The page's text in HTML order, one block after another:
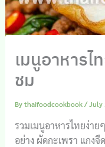
เมนูอาหาร
ชม
Bythaifoodcookbook/July
รวมเมนูอาหารไทยง่า
อย่าง ผัดกะเพรา แกง